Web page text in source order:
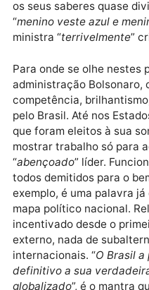
também outra
popular. Militar de
competência, vai
com um salário de 37
‘Mulher, Família e
sido uma melhor
presidente. Damares “
todos com a sua fala e
Desbancou Simone de
os seus saberes
“menino veste azul e
ministra “terrivelmente
Para onde se olhe
administração